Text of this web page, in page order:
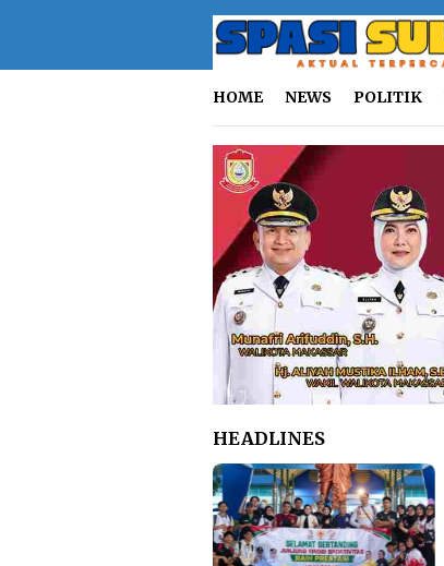
HOME NEWS POLITIK
HEADLINES